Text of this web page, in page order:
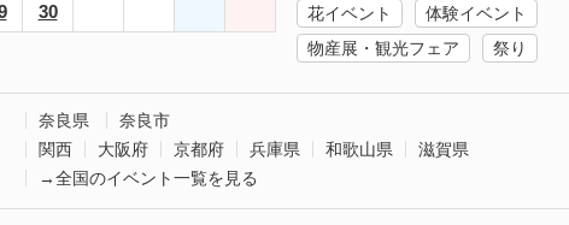
30 花イベント
体験イベント
物産展・観光フェア
祭り
奈良県
奈良市
関西
大阪府 京都府 兵庫県 和歌山県
滋賀県
→全国のイベント一覧を見る